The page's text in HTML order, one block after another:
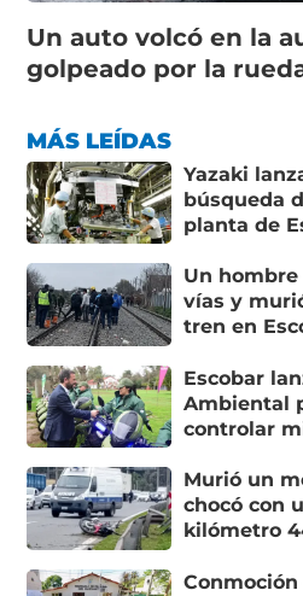
Un auto volcó en la
golpeado por la
MÁS LEÍDAS
Yazaki
búsqueda
planta de
Un
vías y
tren en
Escobar
Ambiental
controlar
Murió un
chocó con
kilómetro